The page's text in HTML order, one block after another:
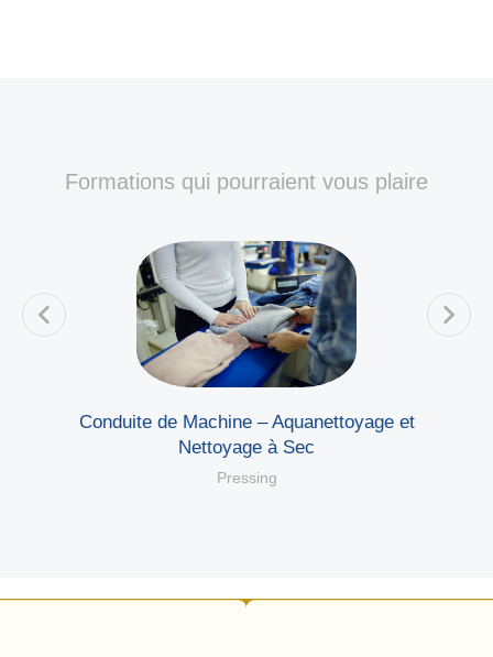
Formations qui pourraient vous plaire
Conduite de Machine – Aquanettoyage et
Nettoyage à Sec
Pressing